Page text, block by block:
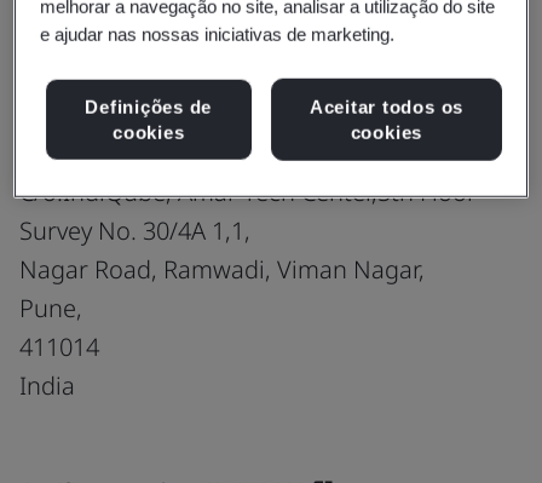
Southco India Pvt Ltd
C/o.IndiQube, Amar Tech Center,5th Floor
Survey No. 30/4A 1,1,
Nagar Road, Ramwadi, Viman Nagar,
Pune,
411014
India
melhorar a navegação no site, analisar a utilização do site
e ajudar nas nossas iniciativas de marketing.
Definições de
cookies
Aceitar todos os
cookies